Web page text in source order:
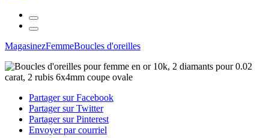
MagasinezFemmeBoucles d'oreilles
Partager sur Facebook
Partager sur Twitter
Partager sur Pinterest
Envoyer par courriel